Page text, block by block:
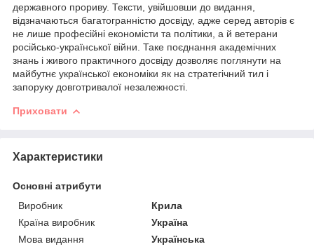
державного прориву. Тексти, увійшовши до видання,
відзначаються багатогранністю досвіду, адже серед авторів є
не лише професійні економісти та політики, а й ветерани
російсько-української війни. Таке поєднання академічних
знань і живого практичного досвіду дозволяє поглянути на
майбутнє української економіки як на стратегічний тил і
запоруку довготривалої незалежності.
Приховати
Характеристики
Основні атрибути
Виробник
Крила
Країна виробник
Україна
Мова видання
Українська